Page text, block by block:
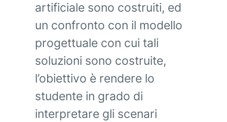
artificiale sono costruiti, ed
un confronto con il modello
progettuale con cui tali
soluzioni sono costruite,
l’obiettivo è rendere lo
studente in grado di
interpretare gli scenari